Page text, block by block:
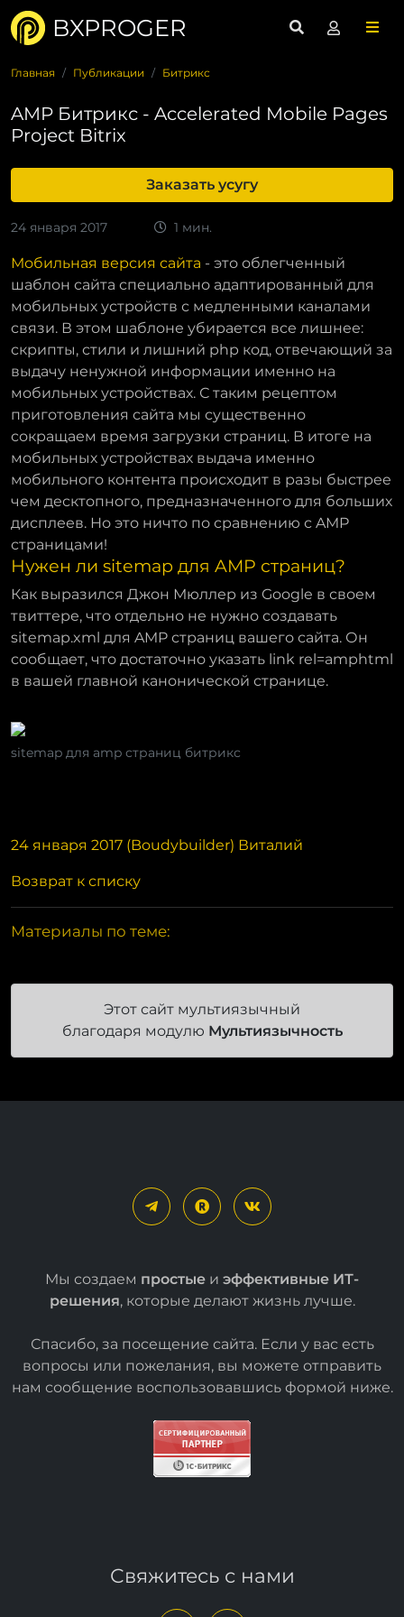
BXPROGER
Главная Публикации Битрикс
AMP Битрикс - Accelerated Mobile Pages
Project Bitrix
Заказать усугу
24 января 2017 1 мин.
Мобильная версия сайта - это облегченный
шаблон сайта специально адаптированный для
мобильных устройств с медленными каналами
связи. В этом шаблоне убирается все лишнее:
скрипты, стили и лишний php код, отвечающий за
выдачу ненужной информации именно на
мобильных устройствах. С таким рецептом
приготовления сайта мы существенно
сокращаем время загрузки страниц. В итоге на
мобильных устройствах выдача именно
мобильного контента происходит в разы быстрее
чем десктопного, предназначенного для больших
дисплеев. Но это ничто по сравнению с AMP
страницами!
Нужен ли sitemap для AMP страниц?
Как выразился Джон Мюллер из Google в своем
твиттере, что отдельно не нужно создавать
sitemap.xml для AMP страниц вашего сайта. Он
сообщает, что достаточно указать link rel=amphtml
в вашей главной канонической странице.
sitemap для amp страниц битрикс
24 января 2017 (Boudybuilder) Виталий
Возврат к списку
Материалы по теме:
Этот сайт мультиязычный
благодаря модулю Мультиязычность
Мы создаем простые и эффективные ИТ-
решения, которые делают жизнь лучше.
Спасибо, за посещение сайта. Если у вас есть
вопросы или пожелания, вы можете отправить
нам сообщение воспользовавшись формой ниже.
Свяжитесь с нами